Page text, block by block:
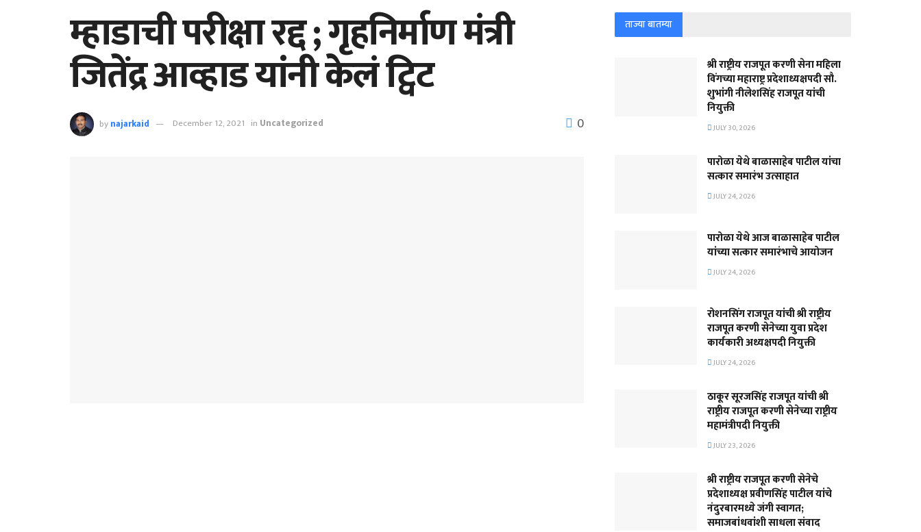
म्हाडाची परीक्षा रद्द ; गृहनिर्माण मंत्री
जितेंद्र आव्हाड यांनी केलं ट्विट
bynajarkaid December 12, 2021 in Uncategorized 0
ताज्या बातम्या
श्री राष्ट्रीय राजपूत करणी सेना महिला
विंगच्या महाराष्ट्र प्रदेशाध्यक्षपदी सौ.
शुभांगी नीलेशसिंह राजपूत यांची
नियुक्ती
JULY 30, 2026
पारोळा येथे बाळासाहेब पाटील यांचा
सत्कार समारंभ उत्साहात
JULY 24, 2026
पारोळा येथे आज बाळासाहेब पाटील
यांच्या सत्कार समारंभाचे आयोजन
JULY 24, 2026
रोशनसिंग राजपूत यांची श्री राष्ट्रीय
राजपूत करणी सेनेच्या युवा प्रदेश
कार्यकारी अध्यक्षपदी नियुक्ती
JULY 24, 2026
ठाकूर सूरजसिंह राजपूत यांची श्री
राष्ट्रीय राजपूत करणी सेनेच्या राष्ट्रीय
महामंत्रीपदी नियुक्ती
JULY 23, 2026
श्री राष्ट्रीय राजपूत करणी सेनेचे
प्रदेशाध्यक्ष प्रवीणसिंह पाटील यांचे
नंदुरबारमध्ये जंगी स्वागत;
समाजबांधवांशी साधला संवाद